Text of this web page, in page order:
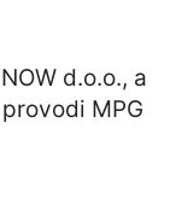
d.o.o., a
MPG